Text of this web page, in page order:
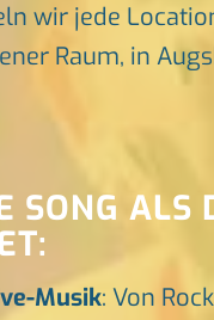
wir jede
Raum, in
SONG
Musik: Von